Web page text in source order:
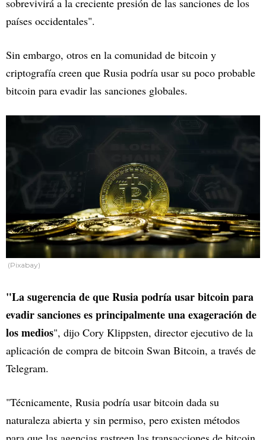
sobrevivirá a la creciente presión de las sanciones de los
países occidentales".
Sin embargo, otros en la comunidad de bitcoin y
criptografía creen que Rusia podría usar su poco probable
bitcoin para evadir las sanciones globales.
(Pixabay)
"La sugerencia de que Rusia podría usar bitcoin para
evadir sanciones es principalmente una exageración de
los medios", dijo Cory Klippsten, director ejecutivo de la
aplicación de compra de bitcoin Swan Bitcoin, a través de
Telegram.
"Técnicamente, Rusia podría usar bitcoin dada su
naturaleza abierta y sin permiso, pero existen métodos